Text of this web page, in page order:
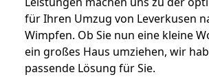
für Ihren Umzug von Leverkusen
Wimpfen. Ob Sie nun eine kleine
ein großes Haus umziehen, wir
passende Lösung für Sie.